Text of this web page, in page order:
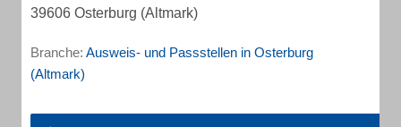
39606 Osterburg (Altmark)
Branche: Ausweis- und Passstellen in Osterburg
(Altmark)